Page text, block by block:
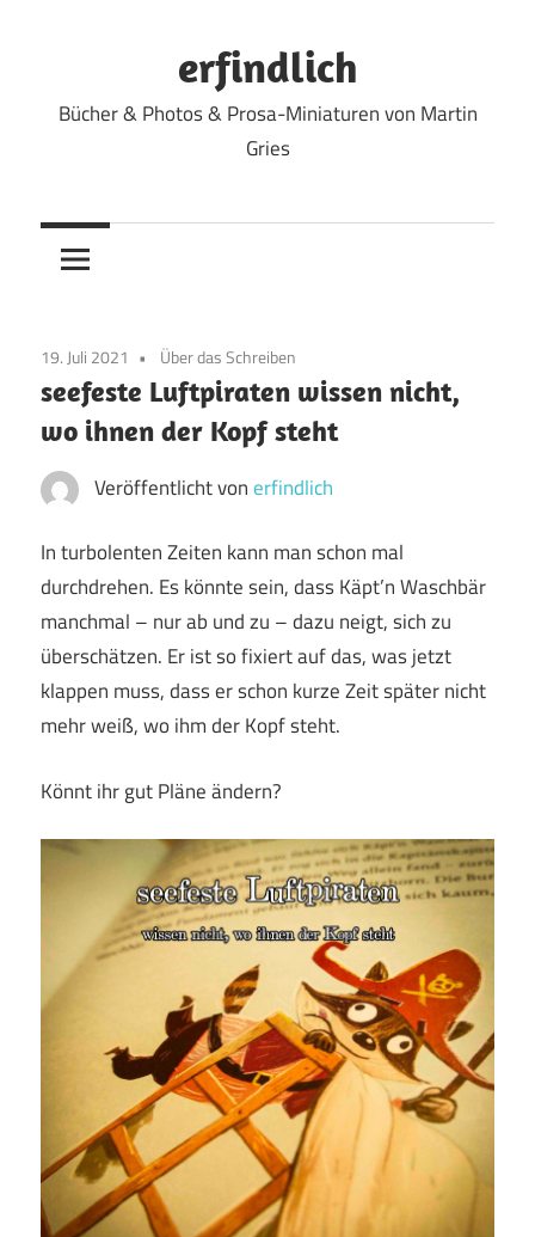
erfindlich
Bücher & Photos & Prosa-Miniaturen von Martin
Gries
19. Juli 2021 Über das Schreiben
seefeste Luftpiraten wissen nicht,
wo ihnen der Kopf steht
Veröffentlicht vonerfindlich
In turbolenten Zeiten kann man schon mal
durchdrehen. Es könnte sein, dass Käpt’n Waschbär
manchmal – nur ab und zu – dazu neigt, sich zu
überschätzen. Er ist so fixiert auf das, was jetzt
klappen muss, dass er schon kurze Zeit später nicht
mehr weiß, wo ihm der Kopf steht.
Könnt ihr gut Pläne ändern?